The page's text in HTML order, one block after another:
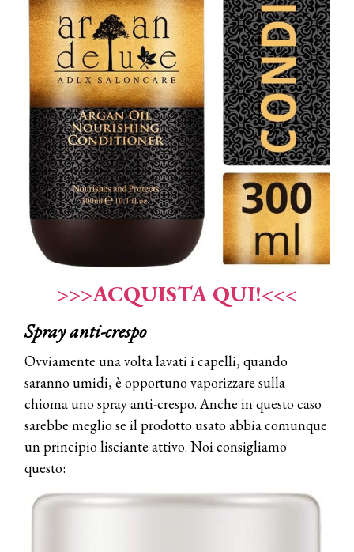
>>>ACQUISTA QUI!<<<
Spray anti-crespo
Ovviamente una volta lavati i capelli, quando
saranno umidi, è opportuno vaporizzare sulla
chioma uno spray anti-crespo. Anche in questo caso
sarebbe meglio se il prodotto usato abbia comunque
un principio lisciante attivo. Noi consigliamo
questo: